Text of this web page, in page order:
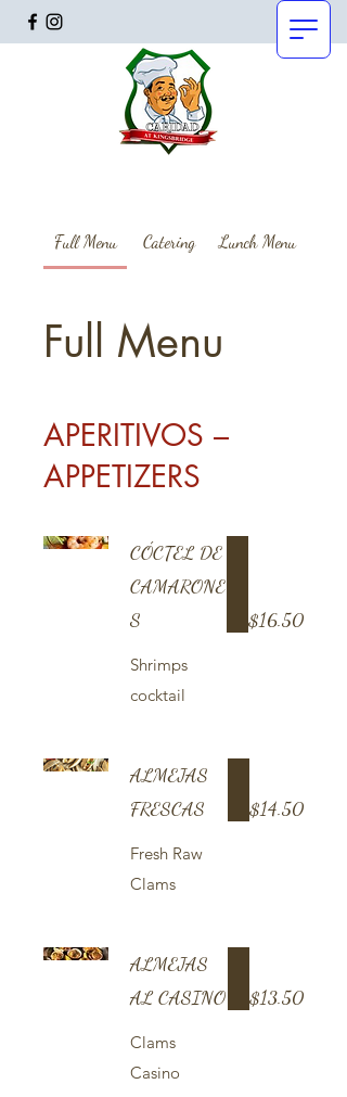
Full Menu Catering Lunch Menu
Full Menu
APERITIVOS –
APPETIZERS
CÓCTEL DE
CAMARONE
S
Shrimps
cocktail
$16.50
ALMEJAS
FRESCAS
Fresh Raw
Clams
$14.50
ALMEJAS
AL CASINO
Clams
Casino
$13.50